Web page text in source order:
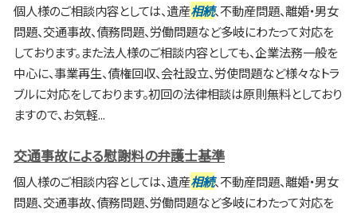
個人様のご相談内容としては、遺産相続、不動産問題、離婚・男女
問題、交通事故、債務問題、労働問題など多岐にわたって対応を
しております。また法人様のご相談内容としても、企業法務一般を
中心に、事業再生、債権回収、会社設立、労使問題など様々なトラ
ブルに対応をしております。初回の法律相談は原則無料としており
ますので、お気軽...
交通事故による慰謝料の弁護士基準
個人様のご相談内容としては、遺産相続、不動産問題、離婚・男女
問題、交通事故、債務問題、労働問題など多岐にわたって対応を